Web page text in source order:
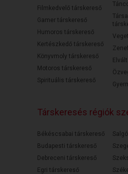
Filmkedvelő társkereső
Gamer társkereső
Humoros társkereső
Kertészkedő társkereső
Könyvmoly társkereső
Motoros társkereső
Spirituális társkereső
Társkeresés régiók
Békéscsabai társkereső
Budapesti társkereső
Debreceni társkereső
Egri társkereső